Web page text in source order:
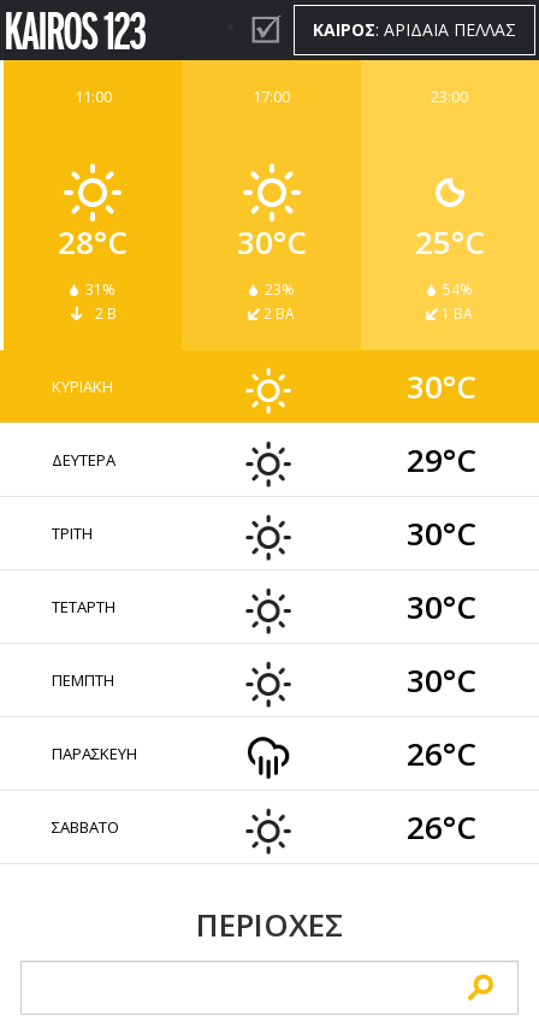
ΚΑΙΡΟΣ: ΑΡΙΔΑΙΑ ΠΕΛΛΑΣ
23:00
25°C
54%
1 ΒΑ
17:00
30°C
23%
2 ΒΑ
11:00
28°C
31%
2 Β
ΚΥΡΙΑΚΗ 30°C
ΔΕΥΤΕΡΑ 29°C
ΤΡΙΤΗ 30°C
ΤΕΤΑΡΤΗ 30°C
ΠΕΜΠΤΗ 30°C
ΠΑΡΑΣΚΕΥΗ 26°C
ΣΑΒΒΑΤΟ 26°C
ΠΕΡΙΟΧΕΣ